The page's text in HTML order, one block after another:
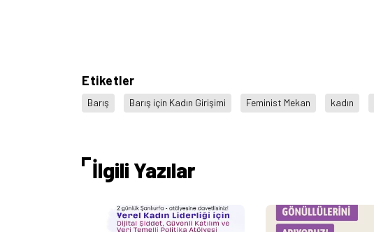
Etiketler
Barış Barış için Kadın Girişimi Feminist Mekan kadın
İlgili Yazılar